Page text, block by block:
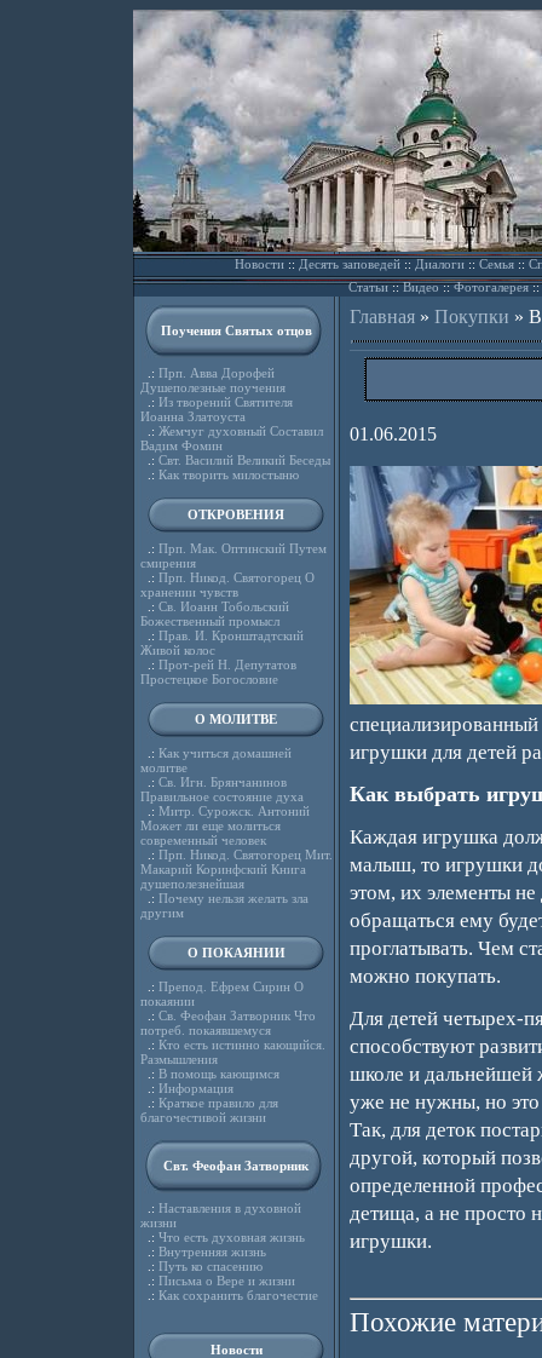
Новости::Десять заповедей::Диалоги::Семья::
Статьи::Видео ::Фотогалерея::
Поучения Святых отцов
.: Прп. Авва Дорофей
Душеполезные поучения
.: Из творений Святителя
Иоанна Златоуста
.: Жемчуг духовный Составил
Вадим Фомин
.: Свт. Василий Великий Беседы
.: Как творить милостыню
ОТКРОВЕНИЯ
.: Прп. Мак. Оптинский Путем
смирения
.: Прп. Никод. Святогорец О
хранении чувств
.: Св. Иоанн Тобольский
Божественный промысл
.: Прав. И. Кронштадтский
Живой колос
.: Прот-рей Н. Депутатов
Простецкое Богословие
О МОЛИТВЕ
.: Как учиться домашней
молитве
.: Св. Игн. Брянчанинов
Правильное состояние духа
.: Митр. Сурожск. Антоний
Может ли еще молиться
современный человек
.: Прп. Никод. Святогорец Мит.
Макарий Коринфский Книга
душеполезнейшая
.: Почему нельзя желать зла
другим
О ПОКАЯНИИ
.: Препод. Ефрем Сирин О
покаянии
.: Св. Феофан Затворник Что
потреб. покаявшемуся
.: Кто есть истинно кающийся.
Размышления
.: В помощь кающимся
.: Информация
.: Краткое правило для
благочестивой жизни
Свт. Феофан Затворник
.: Наставления в духовной
жизни
.: Что есть духовная жизнь
.: Внутренняя жизнь
.: Путь ко спасению
.: Письма о Вере и жизни
.: Как сохранить благочестие
Новости
Главная» Покупки »
01.06.2015
специализированный
игрушки для детей
Как выбрать
Каждая игрушка
малыш, то игрушки
этом, их элементы
обращаться ему
проглатывать. Чем
можно покупать.
Для детей четырех-
способствуют
школе и дальнейшей
уже не нужны, но это
Так, для деток
другой, который
определенной
детища, а не просто
игрушки.
Похожие